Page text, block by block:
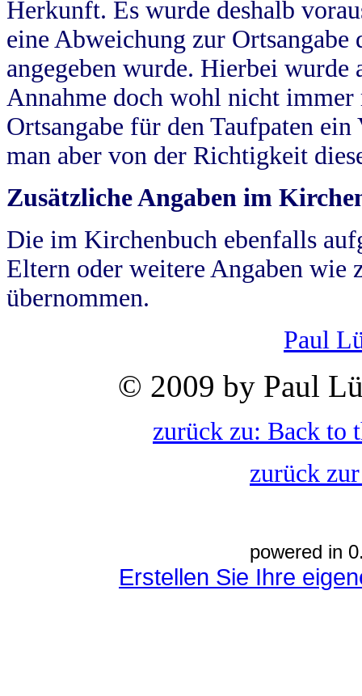
Herkunft. Es wurde deshalb
eine Abweichung zur
angegeben wurde. Hierbei wurde
Annahme doch wohl nicht
Ortsangabe für den Taufpaten
man aber von der Richtigkeit
Zusätzliche Angaben im
Die im Kirchenbuch ebenfalls
Eltern oder weitere Angaben wie
übernommen.
Paul
© 2009 by Paul
zurück zu: Back to
zurück
powered in
Erstellen Sie Ihre